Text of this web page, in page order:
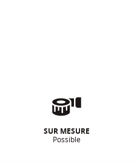
SUR MESURE
Possible